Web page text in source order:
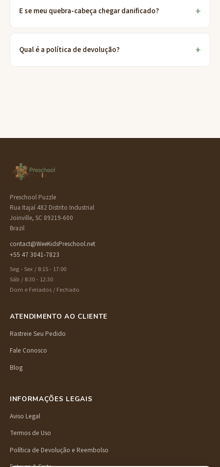
E se meu quebra-cabeça chegar danificado?
Qual é a política de devolução?
Preschool Puzzle
Rua Itajaí 482 Distrito Industrial
Joinville, SC 89219-600
Brazil
contact@WeeKidsPreschool.net
+55 47 3041-7823
Seg - Sex / 8:15 - 17:00
Sáb / 8:30 - 12:30
Dom e Feriados / Fechado
ATENDIMENTO AO CLIENTE
Rastreie Seu Pedido
Fale Conosco
Blog
INFORMAÇÕES LEGAIS
Aviso Legal
Termos de Uso
Política de Devolução e Reembolso